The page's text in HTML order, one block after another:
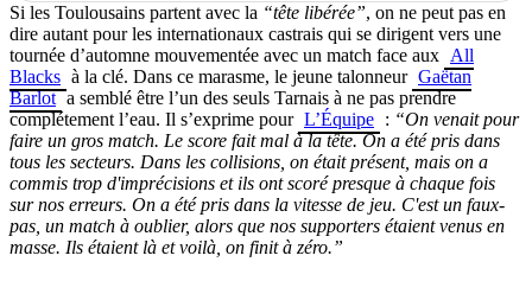
Si les Toulousains partent avec la “tête libérée”, on ne peut pas en
dire autant pour les internationaux castrais qui se dirigent vers une
tournée d’automne mouvementée avec un match face aux All
Blacks à la clé. Dans ce marasme, le jeune talonneur Gaëtan
Barlot a semblé être l’un des seuls Tarnais à ne pas prendre
complétement l’eau. Il s’exprime pour L’Équipe : “On venait pour
faire un gros match. Le score fait mal à la tête. On a été pris dans
tous les secteurs. Dans les collisions, on était présent, mais on a
commis trop d'imprécisions et ils ont scoré presque à chaque fois
sur nos erreurs. On a été pris dans la vitesse de jeu. C'est un faux-
pas, un match à oublier, alors que nos supporters étaient venus en
masse. Ils étaient là et voilà, on finit à zéro.”